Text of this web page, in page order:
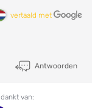
vertaald met
Antwoorden
van: